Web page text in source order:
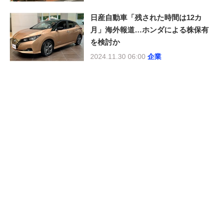
日産自動車「残された時間は12カ
月」海外報道…ホンダによる株保有
を検討か
2024.11.30 06:00 企業